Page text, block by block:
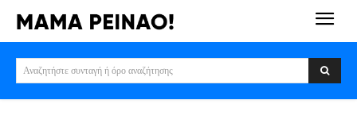
Αναζητήστε συνταγή ή όρο αναζήτησης